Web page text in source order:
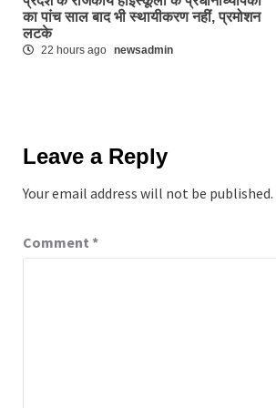
का पांच साल बाद भी स्थायीकरण नहीं, प्रमोशन
लटके
22 hours ago newsadmin
Leave a Reply
Your email address will not be published.
Comment *